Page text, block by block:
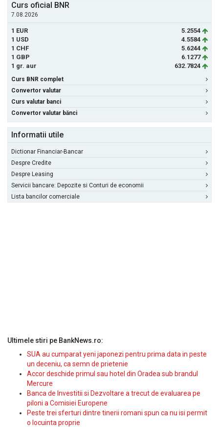
Curs oficial BNR
7.08.2026
1 EUR
5.2554
1 USD
4.5584
1 CHF
5.6244
1 GBP
6.1277
1 gr. aur
632.7824
Curs BNR complet
Convertor valutar
Curs valutar banci
Convertor valutar bănci
Informatii utile
Dictionar Financiar-Bancar
Despre Credite
Despre Leasing
Servicii bancare: Depozite si Conturi de economii
Lista bancilor comerciale
Ultimele stiri pe BankNews.ro:
SUA au cumparat yeni japonezi pentru prima data in peste
un deceniu, ca semn de prietenie
Accor deschide primul sau hotel din Oradea sub brandul
Mercure
Banca de Investitii si Dezvoltare a trecut de evaluarea pe
piloni a Comisiei Europene
Peste trei sferturi dintre tinerii romani spun ca nu isi permit
o locuinta proprie